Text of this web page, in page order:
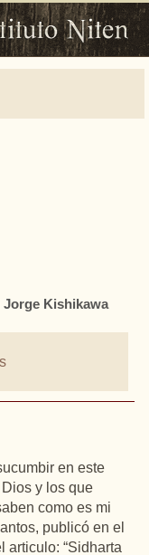
Jorge Kishikawa
en este
y los que
como es mi
publicó en el
articulo: “Sidharta